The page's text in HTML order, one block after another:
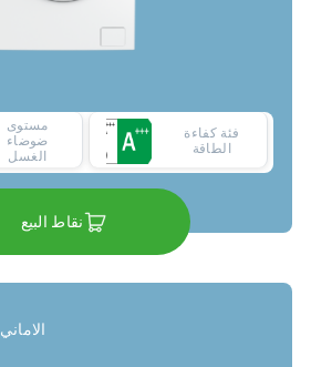
فئة كفاءة
الطاقة
مستوى
ضوضاء
الغسل
نقاط البيع
الاماني